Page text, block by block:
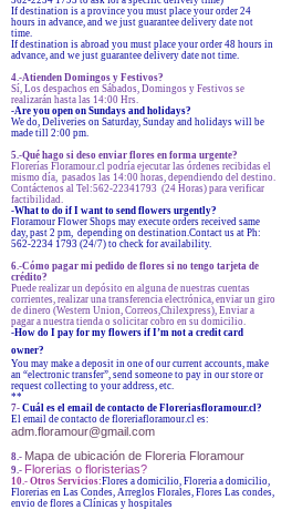
If destination is a province you must place your order 24
hours in advance, and we just guarantee delivery date not
time.
If destination is abroad you must place your order 48 hours in
advance, and we just guarantee delivery date not time.
4.-Atienden Domingos y Festivos?
Sí, Los despachos en Sábados, Domingos y Festivos se
realizarán hasta las 14:00 Hrs.
-Are you open on Sundays and holidays?
We do, Deliveries on Saturday, Sunday and holidays will be
made till 2:00 pm.
5.-Qué hago si deso enviar flores en forma urgente?
Florerías Floramour.cl podría ejecutar las órdenes recibidas el
mismo día, pasados las 14:00 horas, dependiendo del destino.
Contáctenos al Tel:562-22341793 (24 Horas) para verificar
factibilidad.
-What to do if I want to send flowers urgently?
Floramour Flower Shops may execute orders received same
day, past 2 pm, depending on destination.Contact us at Ph:
562-2234 1793 (24/7) to check for availability.
6.-Cómo pagar mi pedido de flores si no tengo tarjeta de
crédito?
Puede realizar un depósito en alguna de nuestras cuentas
corrientes, realizar una transferencia electrónica, enviar un giro
de dinero (Western Union, Correos,Chilexpress), Enviar a
pagar a nuestra tienda o solicitar cobro en su domicilio.
-How do I pay for my flowers if I’m not a credit card
owner?
You may make a deposit in one of our current accounts, make
an “electronic transfer”, send someone to pay in our store or
request collecting to your address, etc.
**
7- Cuál es el email de contacto de Floreriasfloramour.cl?
El email de contacto de floreriafloramour.cl es:
adm.floramour@gmail.com
8.- Mapa de ubicación de Floreria Floramour
9.- Florerias o floristerias?
10.- Otros Servicios:Flores a domicilio, Floreria a domicilio,
Florerias en Las Condes, Arreglos Florales, Flores Las condes,
envio de flores a Clínicas y hospitales